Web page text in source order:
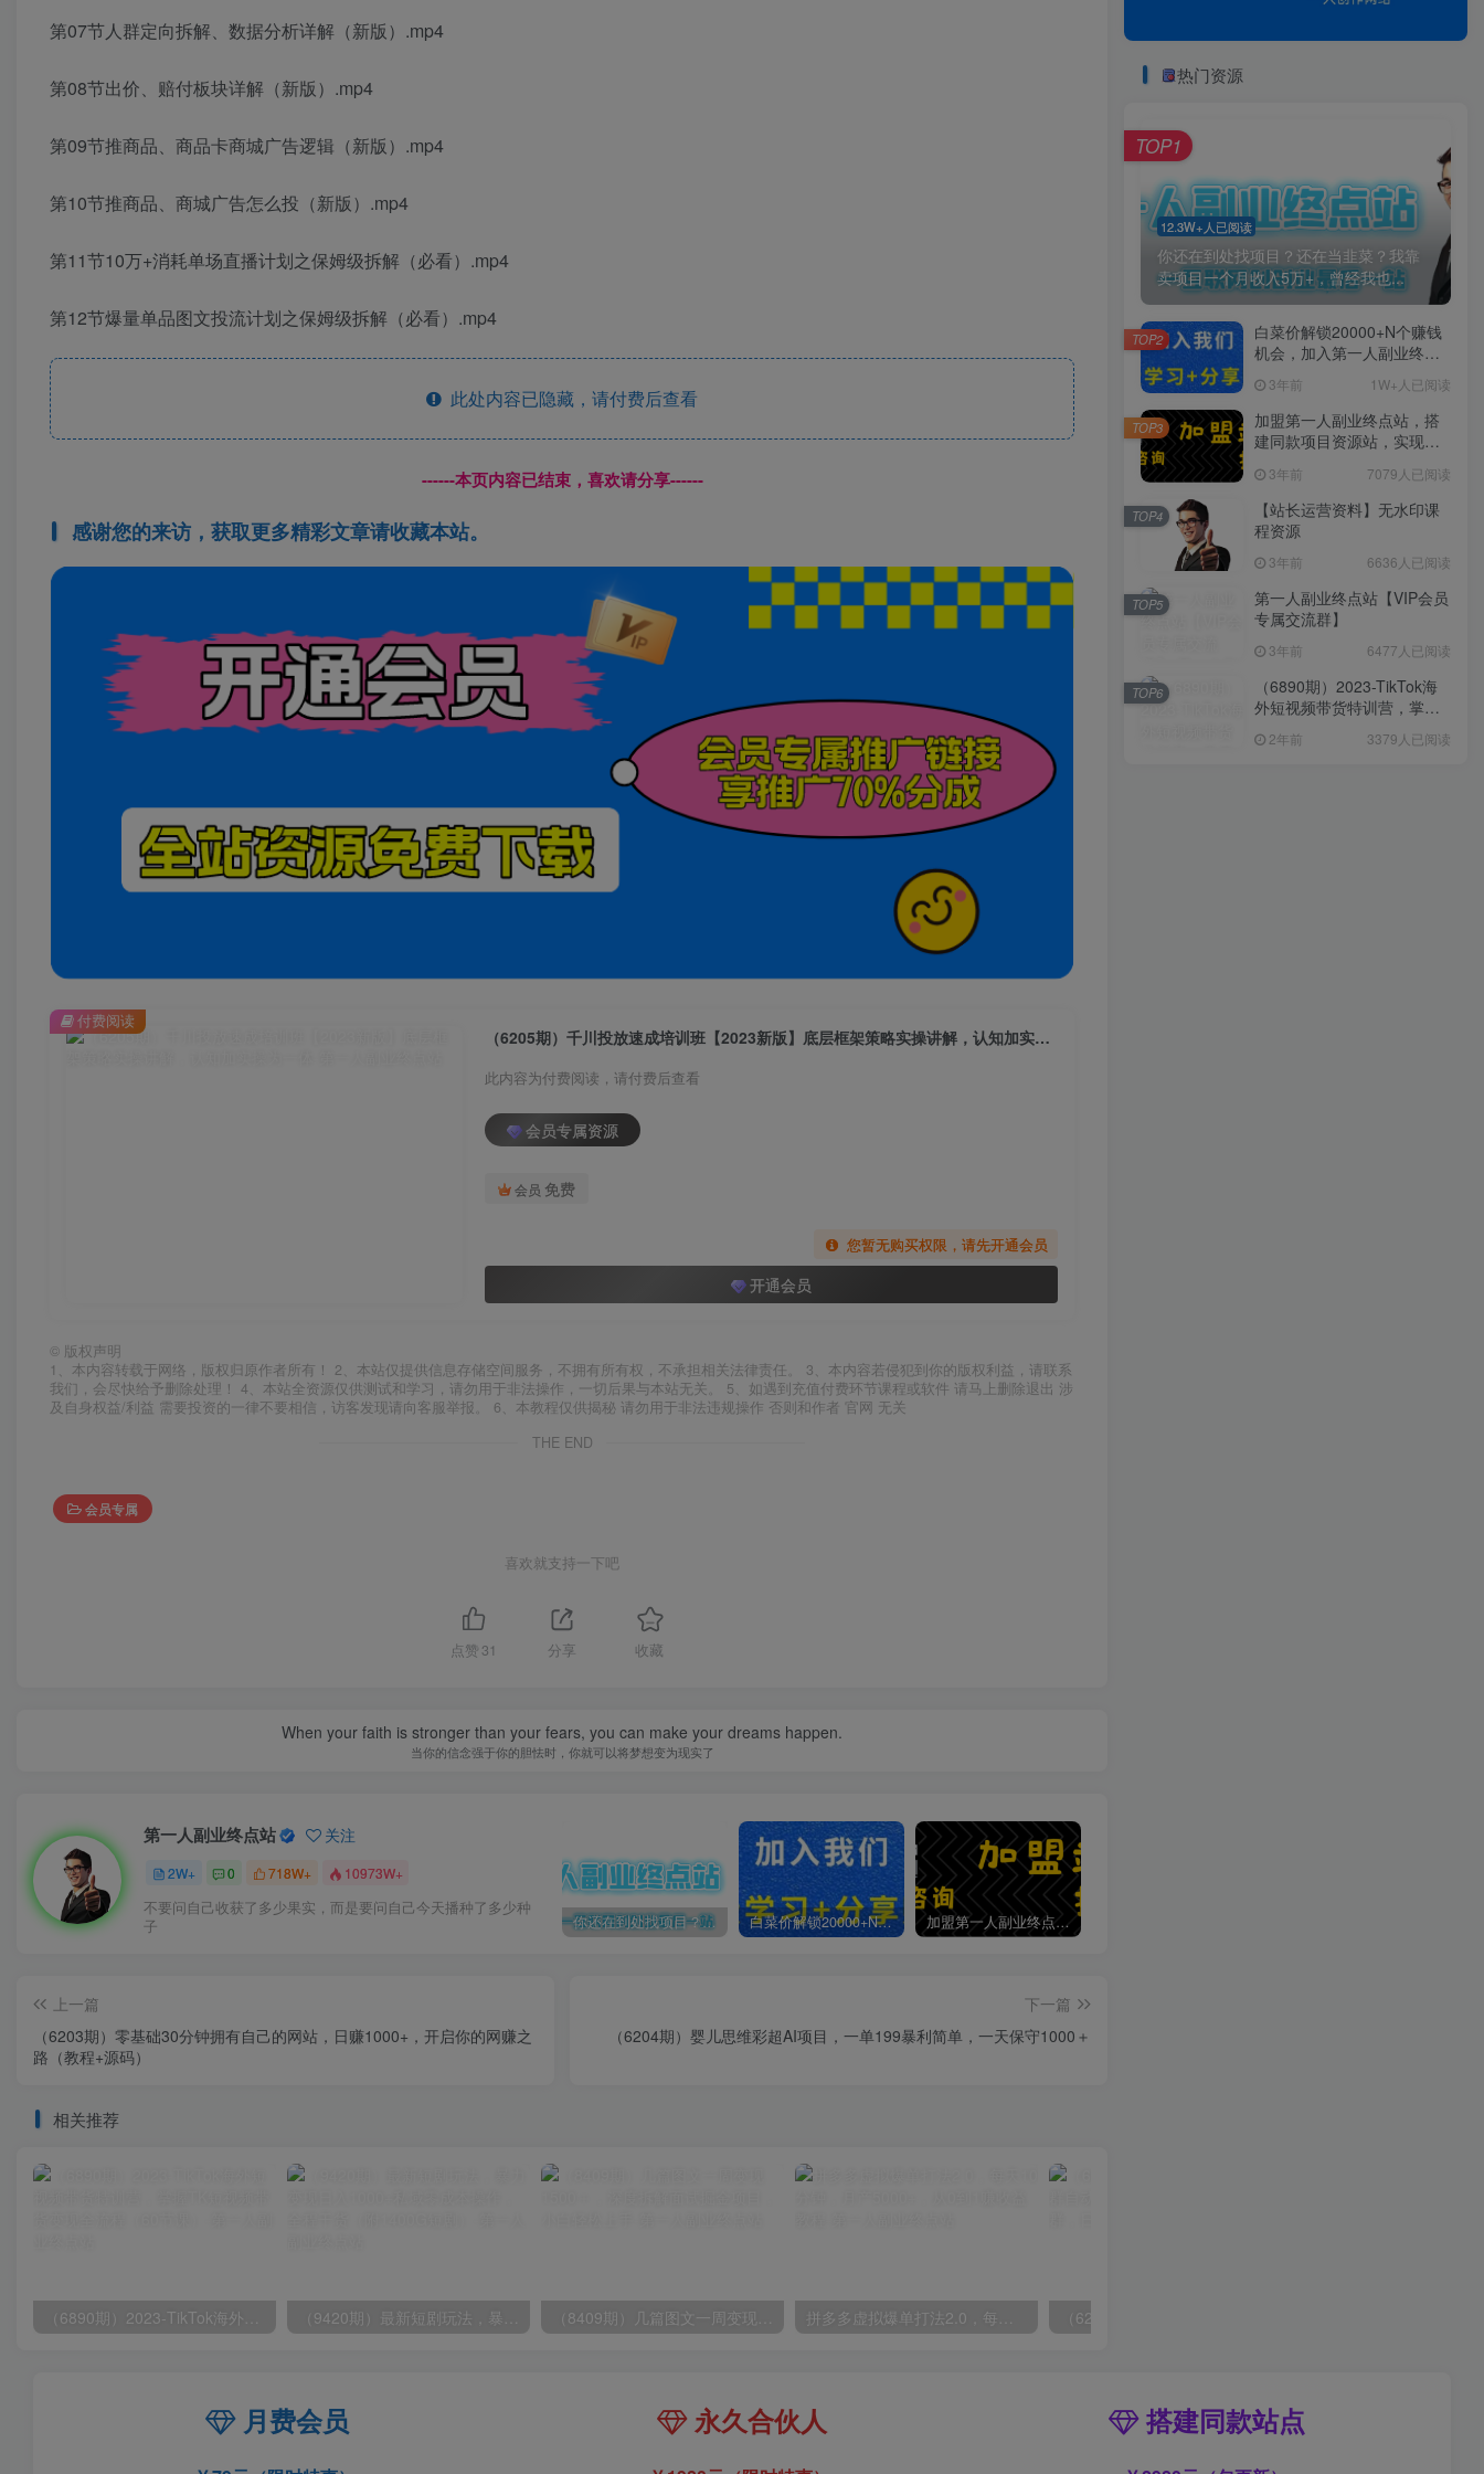
第07节人群定向拆解、数据分析详解（新版）.mp4
第08节出价、赔付板块详解（新版）.mp4
第09节推商品、商品卡商城广告逻辑（新版）.mp4
第10节推商品、商城广告怎么投（新版）.mp4
第11节10万+消耗单场直播计划之保姆级拆解（必看）.mp4
第12节爆量单品图文投流计划之保姆级拆解（必看）.mp4
此处内容已隐藏，请付费后查看
------本页内容已结束，喜欢请分享------
感谢您的来访，获取更多精彩文章请收藏本站。
（6205期）千川投放速成培训班【2023新版】底层框架策略实操讲解，认知加实操为一体
此内容为付费阅读，请付费后查看
会员专属资源
会员 免费
您暂无购买权限，请先开通会员
开通会员
付费阅读
© 版权声明
1、本内容转载于网络，版权归原作者所有！ 2、本站仅提供信息存储空间服务，不拥有所有权，不承担相关法律责任。 3、本内容若侵犯到你的版权利益，请联系
我们，会尽快给予删除处理！ 4、本站全资源仅供测试和学习，请勿用于非法操作，一切后果与本站无关。 5、如遇到充值付费环节课程或软件 请马上删除退出 涉
及自身权益/利益 需要投资的一律不要相信，访客发现请向客服举报。 6、本教程仅供揭秘 请勿用于非法违规操作 否则和作者 官网 无关
THE END
会员专属
喜欢就支持一下吧
点赞 31 分享 收藏
When your faith is stronger than your fears, you can make your dreams happen.
当你的信念强于你的胆怯时，你就可以将梦想变为现实了
第一人副业终点站 关注
2W+ 0 718W+ 10973W+
不要问自己收获了多少果实，而是要问自己今天播种了多少种
子
你还在到处找项目？还在当韭菜？我靠卖项目一个月收入5万+，曾经我也是个失败者。 白菜价解锁20000+N个赚钱机会，加入第一人副业终点站会员，全站资源免费学习。 加盟第一人副业终点站，搭建同款项目资源站，实现日入2000+
上一篇
（6203期）零基础30分钟拥有自己的网站，日赚1000+，开启你的网赚之
路（教程+源码）
下一篇
（6204期）婴儿思维彩超AI项目，一单199暴利简单，一天保守1000＋
相关推荐
（6890期）2023-TikTok海外短视频带货特训营，掌握TK短视频带货变现全流程（60节课） （9420期）最新短剧玩法，暴力变现日入1000+私域零成本操作，全程干货（附1400G短剧） （8409期）几篇图文一周变现1500＋，深度拆解面试掘金项目，小白轻松上手 拼多多虚拟爆单打法2.0，每天10分钟，月产5000+，从0到1赚收益教程
热门资源
12.3W+人已阅读
你还在到处找项目？还在当韭菜？我靠
卖项目一个月收入5万+，曾经我也...
TOP1
白菜价解锁20000+N个赚钱
机会，加入第一人副业终点
习。3年前 1W+人已阅读
TOP2
加盟第一人副业终点站，搭
建同款项目资源站，实现日
3年前 7079人已阅读
TOP3
【站长运营资料】无水印课
程资源
3年前 6636人已阅读
TOP4
第一人副业终点站【VIP会员
专属交流群】
3年前 6477人已阅读
TOP5
（6890期）2023-TikTok海
外短视频带货特训营，掌握
（60节课）
2年前 3379人已阅读
TOP6
月费会员 永久合伙人 搭建同款站点